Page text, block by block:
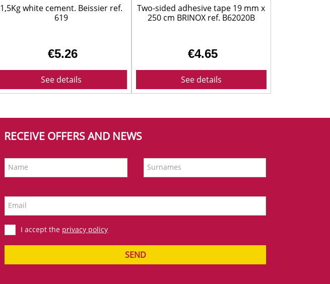
1,5Kg white cement. Beissier ref.
619
€5.26
See details
Two-sided adhesive tape 19 mm x
250 cm BRINOX ref. B62020B
€4.65
See details
RECEIVE OFFERS AND NEWS
Name Surnames
Email
I accept the privacy policy
SEND